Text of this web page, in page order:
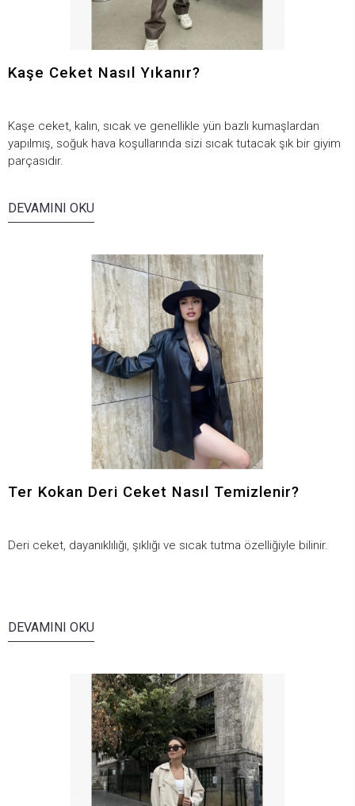
Kaşe Ceket Nasıl Yıkanır?
Kaşe ceket, kalın, sıcak ve genellikle yün bazlı kumaşlardan
yapılmış, soğuk hava koşullarında sizi sıcak tutacak şık bir giyim
parçasıdır.
DEVAMINI OKU
Ter Kokan Deri Ceket Nasıl Temizlenir?
Deri ceket, dayanıklılığı, şıklığı ve sıcak tutma özelliğiyle bilinir.
DEVAMINI OKU